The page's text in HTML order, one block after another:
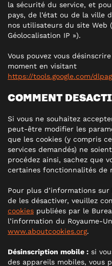
la sécurité du service, et
pays, de l’état ou de la ville
nos utilisateurs du site Web
Géolocalisation IP »).
Vous pouvez vous
moment en visitant
https://tools.google.com/
COMMENT
Si vous ne souhaitez
peut-être modifier les
que les cookies (y compris
services demandés) ne
procédez ainsi, sachez que
certaines fonctionnalités de
Pour plus d’informations
de les désactiver, veuillez
cookies publiées par le
l’information du Royaume-
www.aboutcookies.org.
Désinscription mobile : si
des appareils mobiles, vous